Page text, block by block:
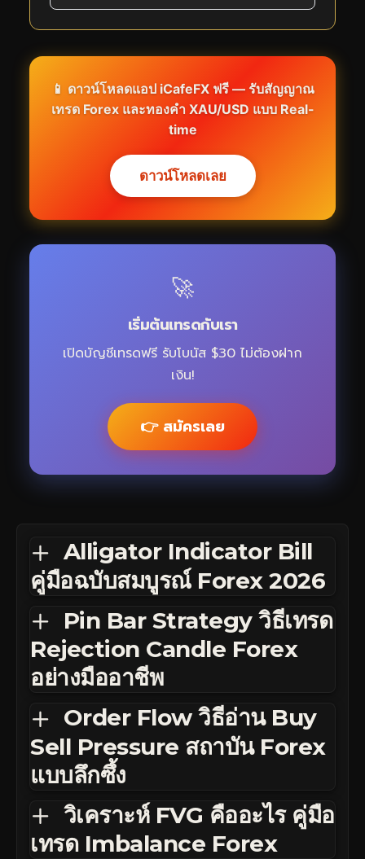
📱 ดาวน์โหลดแอป iCafeFX ฟรี — รับสัญญาณ
เทรด Forex และทองคำ XAU/USD แบบ Real-
time
ดาวน์โหลดเลย
🚀
เริ่มต้นเทรดกับเรา
เปิดบัญชีเทรดฟรี รับโบนัส $30 ไม่ต้องฝาก
เงิน!
👉 สมัครเลย
Alligator Indicator Bill
คู่มือฉบับสมบูรณ์ Forex 2026
Pin Bar Strategy วิธีเทรด
Rejection Candle Forex
อย่างมืออาชีพ
Order Flow วิธีอ่าน Buy
Sell Pressure สถาบัน Forex
แบบลึกซึ้ง
วิเคราะห์ FVG คืออะไร คู่มือ
เทรด Imbalance Forex